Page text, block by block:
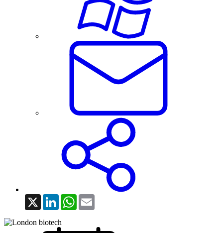
X LinkedInWhatsApp